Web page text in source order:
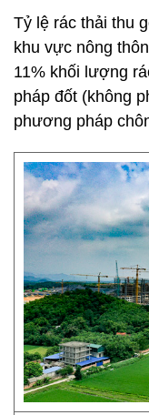
Tỷ lệ rác thải thu
khu vực nông
11% khối lượng
pháp đốt (không
phương pháp